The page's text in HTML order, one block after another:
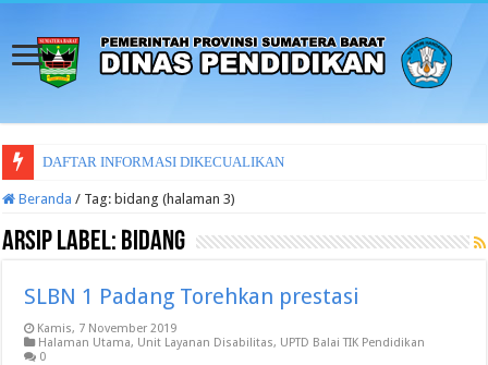
LAPORAN SURAT
Beranda / Tag: bidang (halaman 3)
Arsip Label: bidang
SLBN 1 Padang Torehkan prestasi
Kamis, 7 November 2019
Halaman Utama, Unit Layanan Disabilitas, UPTD Balai TIK Pendidikan
0